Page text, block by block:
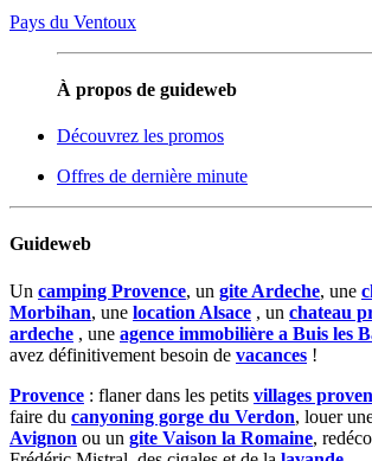
Pays du Ventoux
À propos de guideweb
Découvrez les promos
Offres de dernière minute
Guideweb
Un camping Provence, un gite Ardeche, une
Morbihan, une location Alsace , un chateau
ardeche , une agence immobilière a Buis les
avez définitivement besoin de vacances !
Provence : flaner dans les petits villages
faire du canyoning gorge du Verdon, louer
Avignon ou un gite Vaison la Romaine,